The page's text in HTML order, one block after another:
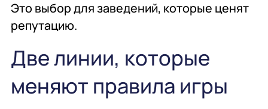
Подробнее
Комплексное
обслуживание
Подробнее
Поставка
Подробнее
Оборудование
Это выбор для заведений, которые ценят
репутацию.
Две линии, которые
меняют правила игры